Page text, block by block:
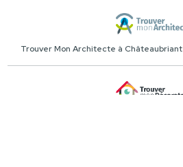
Trouver Mon Architecte à Châteaubriant